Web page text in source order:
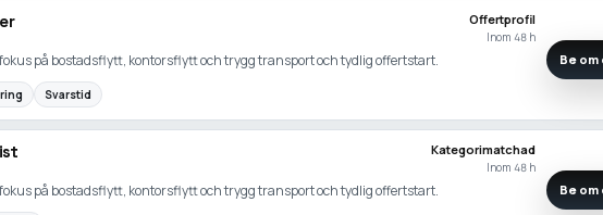
Offertprofil
Inom 48 h
på bostadsflytt, kontorsflytt och trygg transport och tydlig offertstart.
Svarstid
Be
Kategorimatchad
Inom 48 h
på bostadsflytt, kontorsflytt och trygg transport och tydlig offertstart. Be